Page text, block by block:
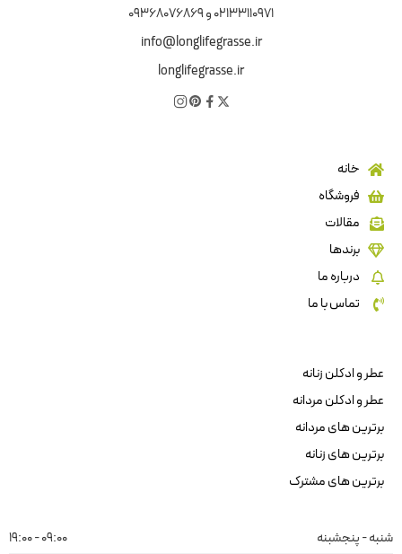
02133110971 و 09368076869
info@longlifegrasse.ir
longlifegrasse.ir
خانه
فروشگاه
مقالات
برندها
درباره ما
تماس با ما
عطر و ادکلن زنانه
عطر و ادکلن مردانه
برترین های مردانه
برترین های زنانه
برترین های مشترک
شنبه - پنجشبنه 09:00 - 19:00